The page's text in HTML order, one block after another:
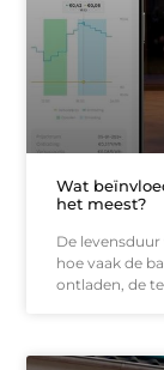
Wat
het meest?
De
hoe vaak de
ontladen, de